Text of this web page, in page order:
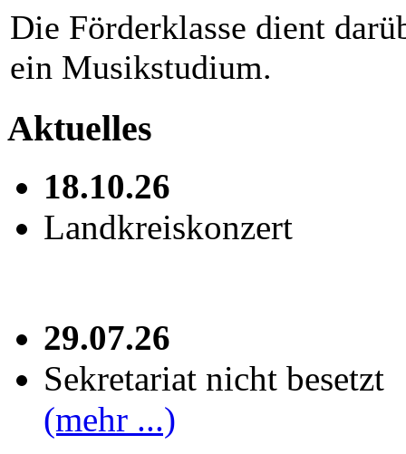
Die Förderklasse dient
ein Musikstudium.
Aktuelles
18.10.26
Landkreiskonzert
29.07.26
Sekretariat nicht besetzt
(mehr ...)